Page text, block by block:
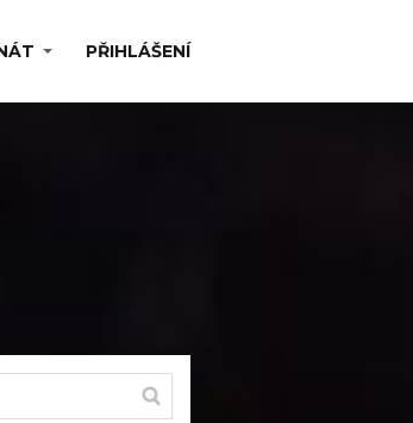
PŘIHLÁŠENÍ